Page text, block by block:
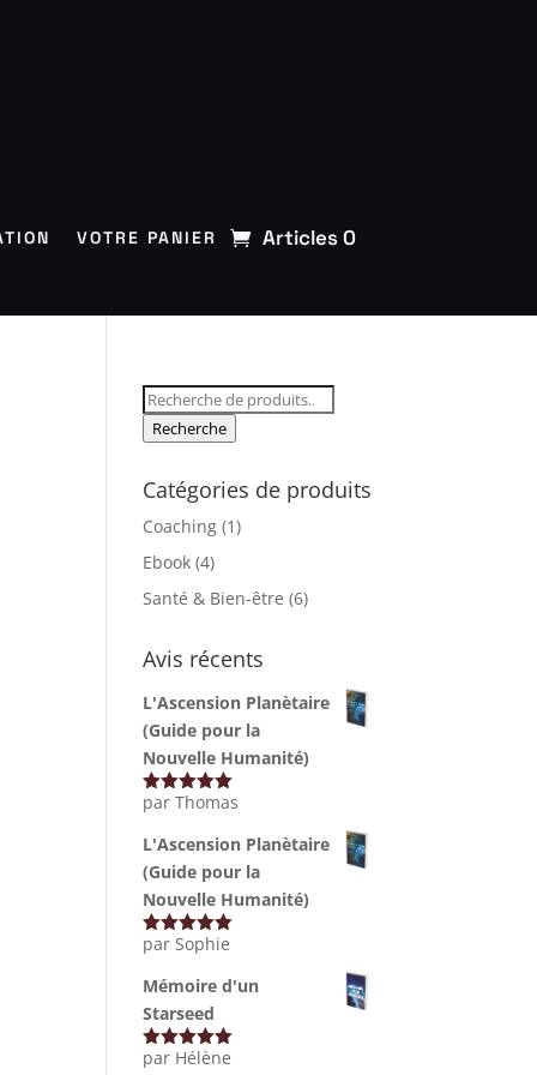
VOTRE PANIER Articles 0
Recherche
pour :
Recherche
Catégories de produits
Coaching (1)
Ebook (4)
Santé & Bien-être (6)
Avis récents
L'Ascension Planètaire
(Guide pour la
Nouvelle Humanité)
Note 5sur
par Thomas
L'Ascension Planètaire
(Guide pour la
Nouvelle Humanité)
Note5sur
par Sophie
Mémoire d'un
Starseed
Note5sur
par Hélène